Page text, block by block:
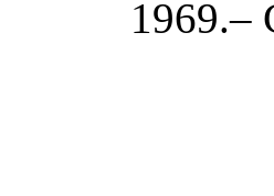
1969.–